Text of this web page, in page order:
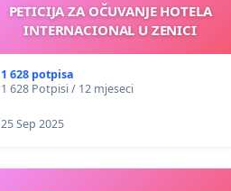
PETICIJA ZA OČUVANJE HOTELA
INTERNACIONAL U ZENICI
1 628 potpisa
1 628 Potpisi / 12 mjeseci
25 Sep 2025